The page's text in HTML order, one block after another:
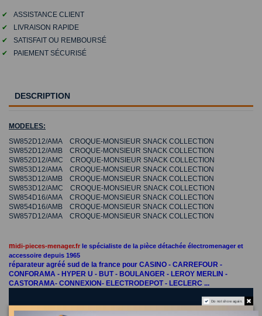
✔
ASSISTANCE CLIENT
✔
LIVRAISON RAPIDE
✔
SATISFAIT OU REMBOURSÉ
✔
PAIEMENT SÉCURISÉ
DESCRIPTION
MODELES:
SW852D12/AMA CROQUE-MONSIEUR SNACK COLLECTION
SW852D12/AMB CROQUE-MONSIEUR SNACK COLLECTION
SW852D12/AMC CROQUE-MONSIEUR SNACK COLLECTION
SW853D12/AMA CROQUE-MONSIEUR SNACK COLLECTION
SW853D12/AMB CROQUE-MONSIEUR SNACK COLLECTION
SW853D12/AMC CROQUE-MONSIEUR SNACK COLLECTION
SW854D16/AMA CROQUE-MONSIEUR SNACK COLLECTION
SW854D16/AMB CROQUE-MONSIEUR SNACK COLLECTION
SW857D12/AMA CROQUE-MONSIEUR SNACK COLLECTION
midi-pieces-menager.fr le spécialiste de la pièce détachée électromenager et
accessoire depuis 1965
réparateur agréé sud de la france pour CASINO - CARREFOUR -
CONFORAMA - HYPER U - BUT - BOULANGER - LEROY MERLIN -
CASTORAMA- CONNEXION- ELECTRODEPOT - LECLERC ...
Do not show again.